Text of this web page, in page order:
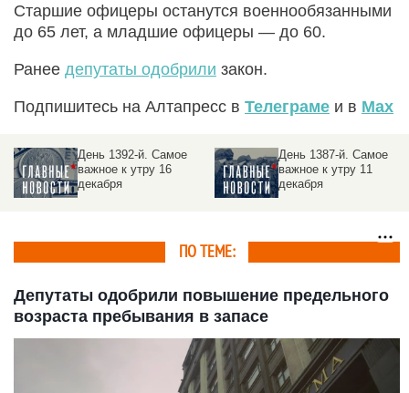
Старшие офицеры останутся военнообязанными
до 65 лет, а младшие офицеры — до 60.
Ранее депутаты одобрили закон.
Подпишитесь на Алтапресс в Телеграме и в Max
День 1392-й. Самое
важное к утру 16
декабря
День 1387-й. Самое
важное к утру 11
декабря
ПО ТЕМЕ:
Депутаты одобрили повышение предельного
возраста пребывания в запасе